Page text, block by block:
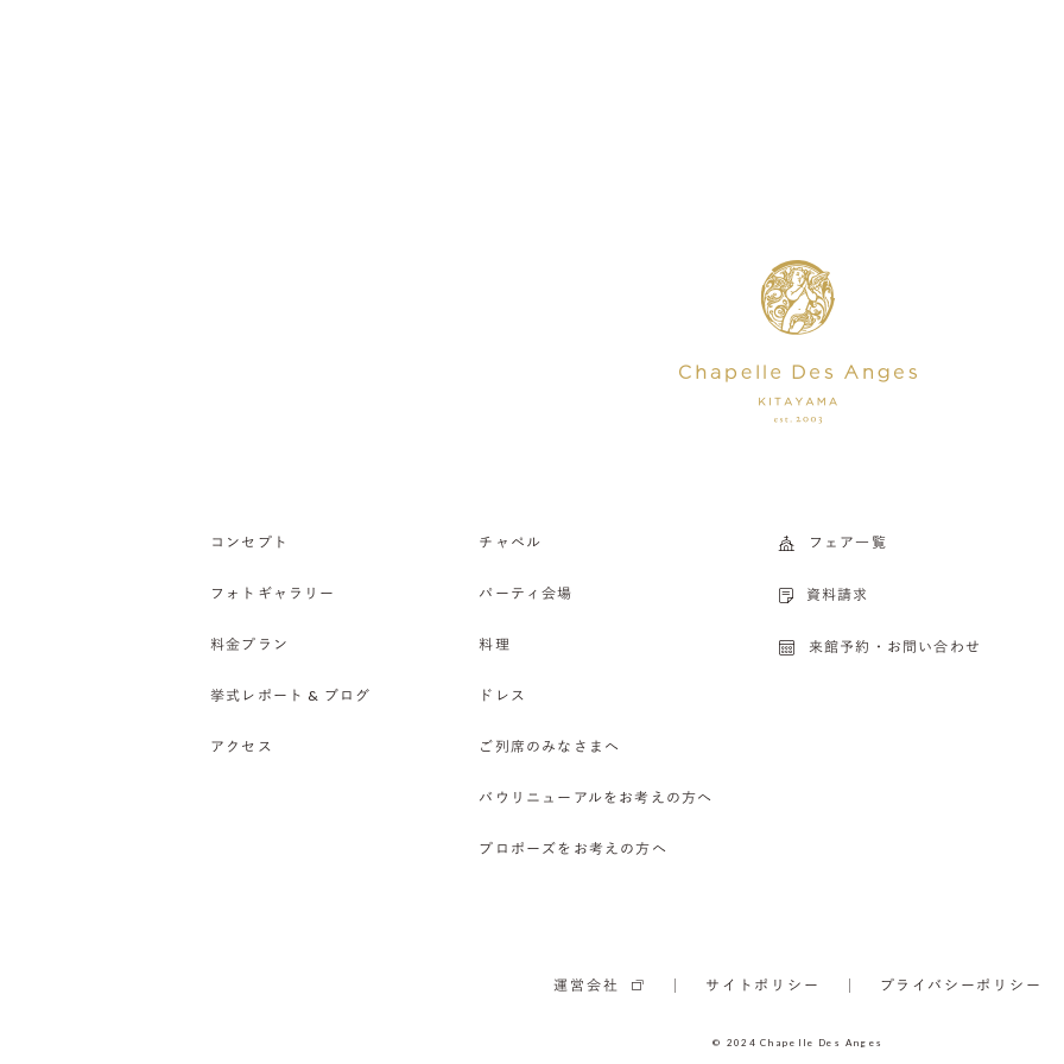
コンセプト
フォトギャラリー
料金プラン
挙式レポート & ブログ
アクセス
チャペル
パーティ会場
料理
ドレス
ご列席のみなさまへ
バウリニューアルをお考えの方へ
プロポーズをお考えの方へ
フェア一覧
資料請求
来館予約・お問い合わせ
運営会社 サイトポリシー プライバシーポリシー
© 2024 Chapelle Des Anges